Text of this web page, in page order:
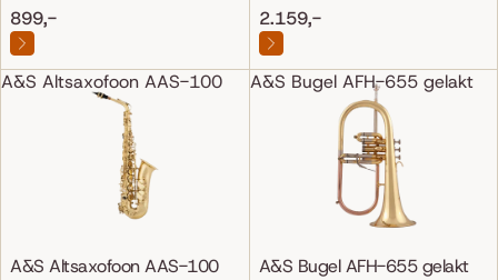
899,-
2.159,-
A&S Altsaxofoon AAS-100
A&S Altsaxofoon AAS-100
A&S Bugel AFH-655 gelakt
A&S Bugel AFH-655 gelakt